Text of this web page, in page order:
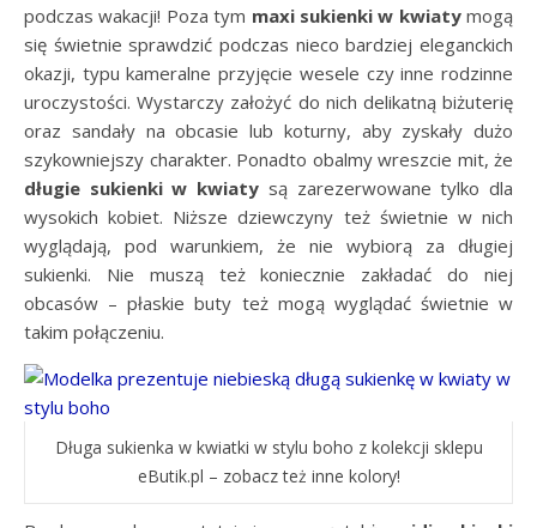
podczas wakacji! Poza tym maxi sukienki w kwiaty mogą
się świetnie sprawdzić podczas nieco bardziej eleganckich
okazji, typu kameralne przyjęcie wesele czy inne rodzinne
uroczystości. Wystarczy założyć do nich delikatną biżuterię
oraz sandały na obcasie lub koturny, aby zyskały dużo
szykowniejszy charakter. Ponadto obalmy wreszcie mit, że
długie sukienki w kwiaty są zarezerwowane tylko dla
wysokich kobiet. Niższe dziewczyny też świetnie w nich
wyglądają, pod warunkiem, że nie wybiorą za długiej
sukienki. Nie muszą też koniecznie zakładać do niej
obcasów – płaskie buty też mogą wyglądać świetnie w
takim połączeniu.
Długa sukienka w kwiatki w stylu boho z kolekcji sklepu
eButik.pl – zobacz też inne kolory!